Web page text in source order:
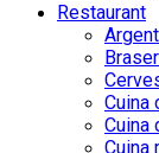
Restaurant
Cuina
Cuina
Cuina